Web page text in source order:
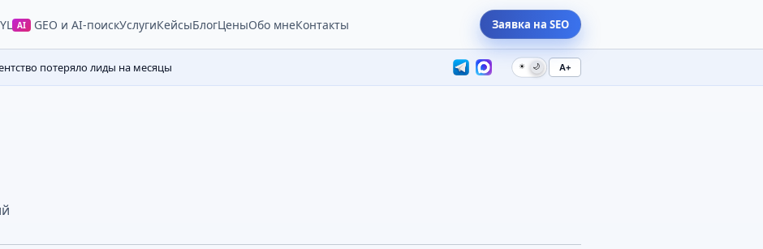
AI GEO и AI-поискУслугиКейсыБлогЦеныОбо мнеКонтакты Заявка на SEO
потеряло лиды на месяцы ☀ 🌙 A+